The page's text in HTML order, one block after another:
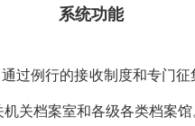
系统功能
过例行的接收制度和专门
关档案室和各级各类档案馆